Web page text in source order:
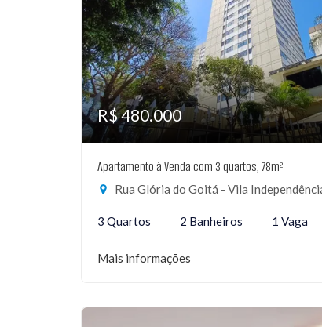
R$ 480.000
Apartamento à Venda com 3 quartos, 78m²
Rua Glória do Goitá - Vila Independência,
3 Quartos 2 Banheiros 1 Vaga
Mais informações